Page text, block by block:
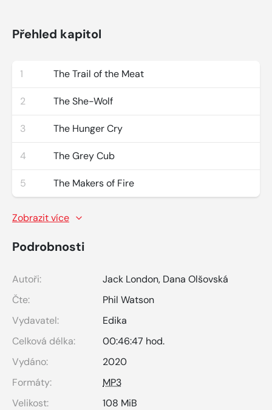
Přehled kapitol
1 The Trail of the Meat
2 The She-Wolf
3 The Hunger Cry
4 The Grey Cub
5 The Makers of Fire
Zobrazit více
Podrobnosti
Autoři: Jack London, Dana Olšovská
Čte:
Phil Watson
Vydavatel:
Edika
Celková délka:
00:46:47 hod.
Vydáno:
2020
Formáty:
MP3
Velikost:
108 MiB